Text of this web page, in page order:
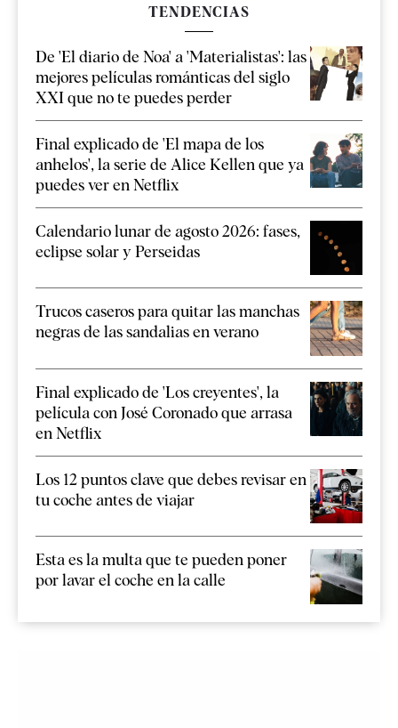
TENDENCIAS
De 'El diario de Noa' a 'Materialistas': las
mejores películas románticas del siglo
XXI que no te puedes perder
Final explicado de 'El mapa de los
anhelos', la serie de Alice Kellen que ya
puedes ver en Netflix
Calendario lunar de agosto 2026: fases,
eclipse solar y Perseidas
Trucos caseros para quitar las manchas
negras de las sandalias en verano
Final explicado de 'Los creyentes', la
película con José Coronado que arrasa
en Netflix
Los 12 puntos clave que debes revisar en
tu coche antes de viajar
Esta es la multa que te pueden poner
por lavar el coche en la calle